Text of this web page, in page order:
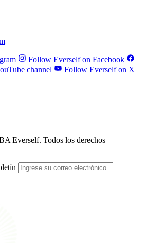
Follow Everself on Facebook
channel
Follow Everself on X
Everself. Todos los derechos